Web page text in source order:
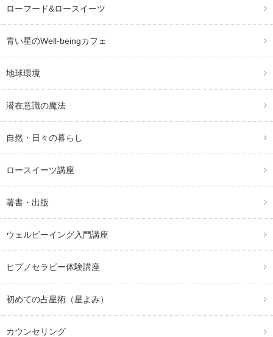
ローフード&ロースイーツ
青い星のWell-beingカフェ
地球環境
潜在意識の魔法
自然・日々の暮らし
ロースイーツ講座
著書・出版
ウェルビーイング入門講座
ヒプノセラピー体験講座
初めての占星術（星よみ）
カウンセリング